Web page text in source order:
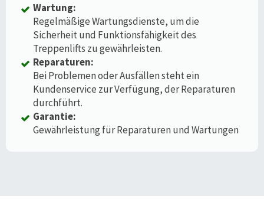
Wartung:
Regelmäßige Wartungsdienste, um die
Sicherheit und Funktionsfähigkeit des
Treppenlifts zu gewährleisten.
Reparaturen:
Bei Problemen oder Ausfällen steht ein
Kundenservice zur Verfügung, der Reparaturen
durchführt.
Garantie:
Gewährleistung für Reparaturen und Wartungen